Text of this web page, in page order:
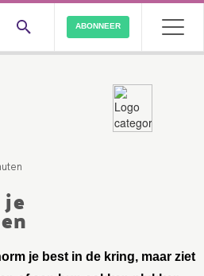
ABONNEER
je best in de kring, maar ziet